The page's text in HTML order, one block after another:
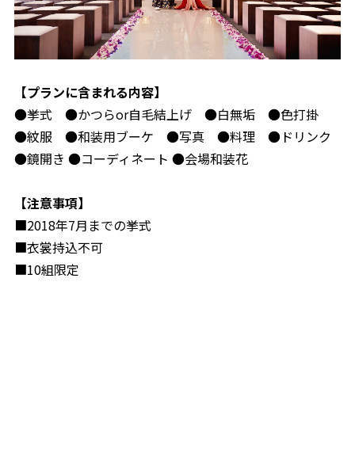
LINEコンシェルジュデスク
パーティ・宴会
カフェ・ランチ
成人式
採用情報
プライバシーポリシー
【プランに含まれる内容】
●挙式 ●かつらor自毛結上げ ●白無垢 ●色打掛
●紋服 ●和装用ブーケ ●写真 ●料理 ●ドリンク
●鏡開き ●コーディネート ●会場和装花
【注意事項】
■2018年7月までの挙式
■衣裳持込不可
■10組限定